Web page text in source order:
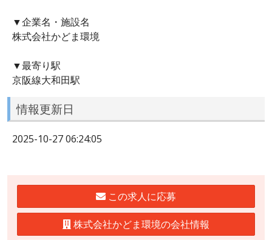
▼企業名・施設名
株式会社かどま環境
▼最寄り駅
京阪線大和田駅
情報更新日
2025-10-27 06:24:05
この求人に応募
株式会社かどま環境の会社情報